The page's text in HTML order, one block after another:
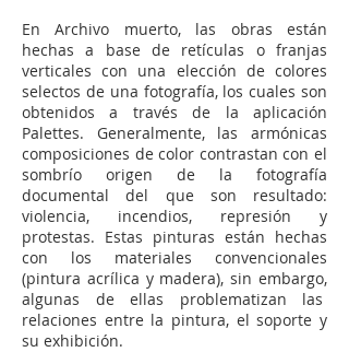
En Archivo muerto, las obras están
hechas a base de retículas o franjas
verticales con una elección de colores
selectos de una fotografía, los cuales son
obtenidos a través de la aplicación
Palettes. Generalmente, las armónicas
composiciones de color contrastan con el
sombrío origen de la fotografía
documental del que son resultado:
violencia, incendios, represión y
protestas. Estas pinturas están hechas
con los materiales convencionales
(pintura acrílica y madera), sin embargo,
algunas de ellas problematizan las
relaciones entre la pintura, el soporte y
su exhibición.